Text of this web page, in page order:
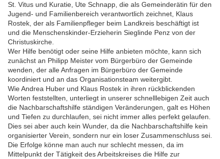
St. Vitus und Kuratie, Ute Schnapp, die als Gemeinderätin für den
Jugend- und Familienbereich verantwortlich zeichnet, Klaus
Rostek, der als Familienpfleger beim Landkreis beschäftigt ist
und die Menschenskinder-Erzieherin Sieglinde Penz von der
Christuskirche.
Wer Hilfe benötigt oder seine Hilfe anbieten möchte, kann sich
zunächst an Philipp Meister vom Bürgerbüro der Gemeinde
wenden, der alle Anfragen im Bürgerbüro der Gemeinde
koordiniert und an das Organisationsteam weitergibt.
Wie Andrea Huber und Klaus Rostek in ihren rückblickenden
Worten feststellten, unterliegt in unserer schnelllebigen Zeit auch
die Nachbarschaftshilfe ständigen Veränderungen, galt es Höhen
und Tiefen zu durchlaufen, sei nicht immer alles perfekt gelaufen.
Dies sei aber auch kein Wunder, da die Nachbarschaftshilfe kein
organisierter Verein, sondern nur ein loser Zusammenschluss sei.
Die Erfolge könne man auch nur schlecht messen, da im
Mittelpunkt der Tätigkeit des Arbeitskreises die Hilfe zur